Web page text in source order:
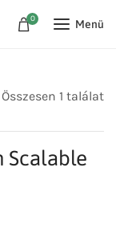
0 Menü
Összesen 1 találat
Scalable